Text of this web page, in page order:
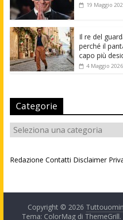
19 Maggio
Il re del
perché il
capo più
4 Maggio 2026
Categorie
Categorie
Redazione Contatti Disclaimer
Copyright © 2026
Tema: ColorMag di ThemeGrill